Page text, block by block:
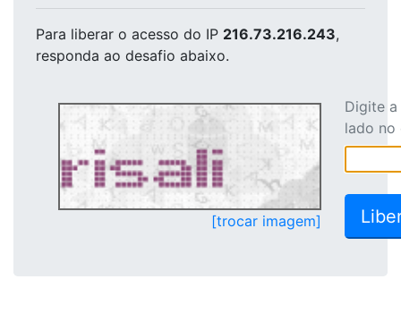
Para liberar o acesso do IP 216.73.216.243,
responda ao desafio abaixo.
[trocar imagem]
Digite
lado no